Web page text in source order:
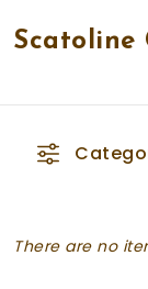
Scatoline
There are no